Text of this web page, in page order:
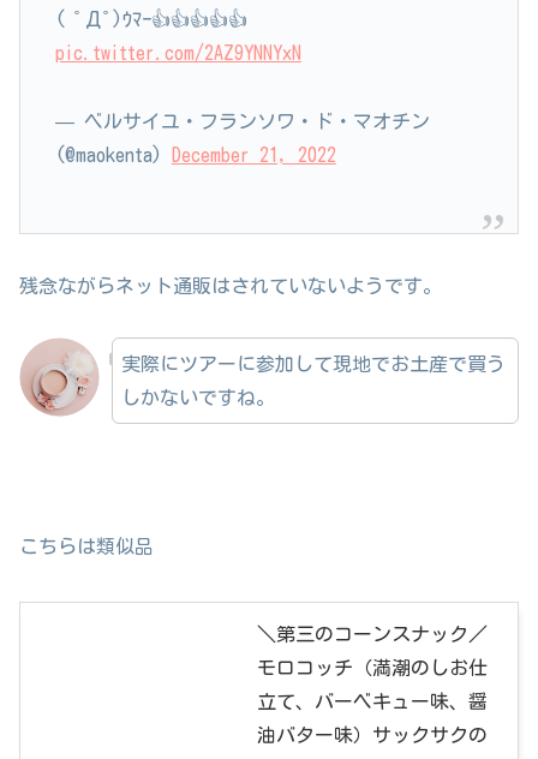
( ﾟДﾟ)ｳﾏｰ👍👍👍👍👍
pic.twitter.com/2AZ9YNNYxN
— ベルサイユ・フランソワ・ド・マオチン
(@maokenta)
December 21, 2022
残念ながらネット通販はされていないようです。
実際にツアーに参加して現地でお土産で買う
しかないですね。
こちらは類似品
＼第三のコーンスナック／
モロコッチ（満潮のしお仕
立て、バーベキュー味、醤
油バター味）サックサクの